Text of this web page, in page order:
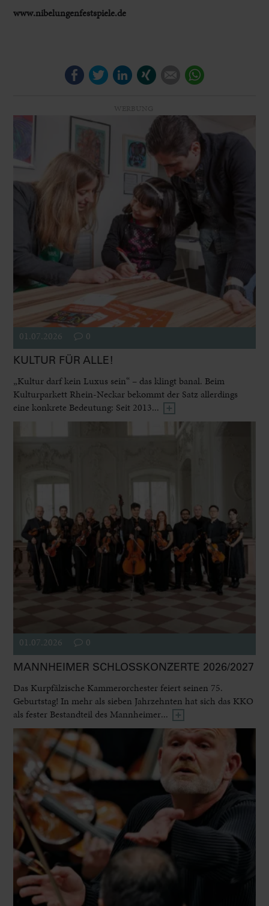
www.nibelungenfestspiele.de
FacebookTwitterLinkedIn E-mail
01.07.2026 0
KULTUR FÜR ALLE!
„Kultur darf kein Luxus sein“ – das klingt banal. Beim
Kulturparkett Rhein-Neckar bekommt der Satz allerdings
eine konkrete Bedeutung: Seit 2013...
01.07.2026 0
MANNHEIMER SCHLOSSKONZERTE 2026/2027
Das Kurpfälzische Kammerorchester feiert seinen 75.
Geburtstag! In mehr als sieben Jahrzehnten hat sich das KKO
als fester Bestandteil des Mannheimer...